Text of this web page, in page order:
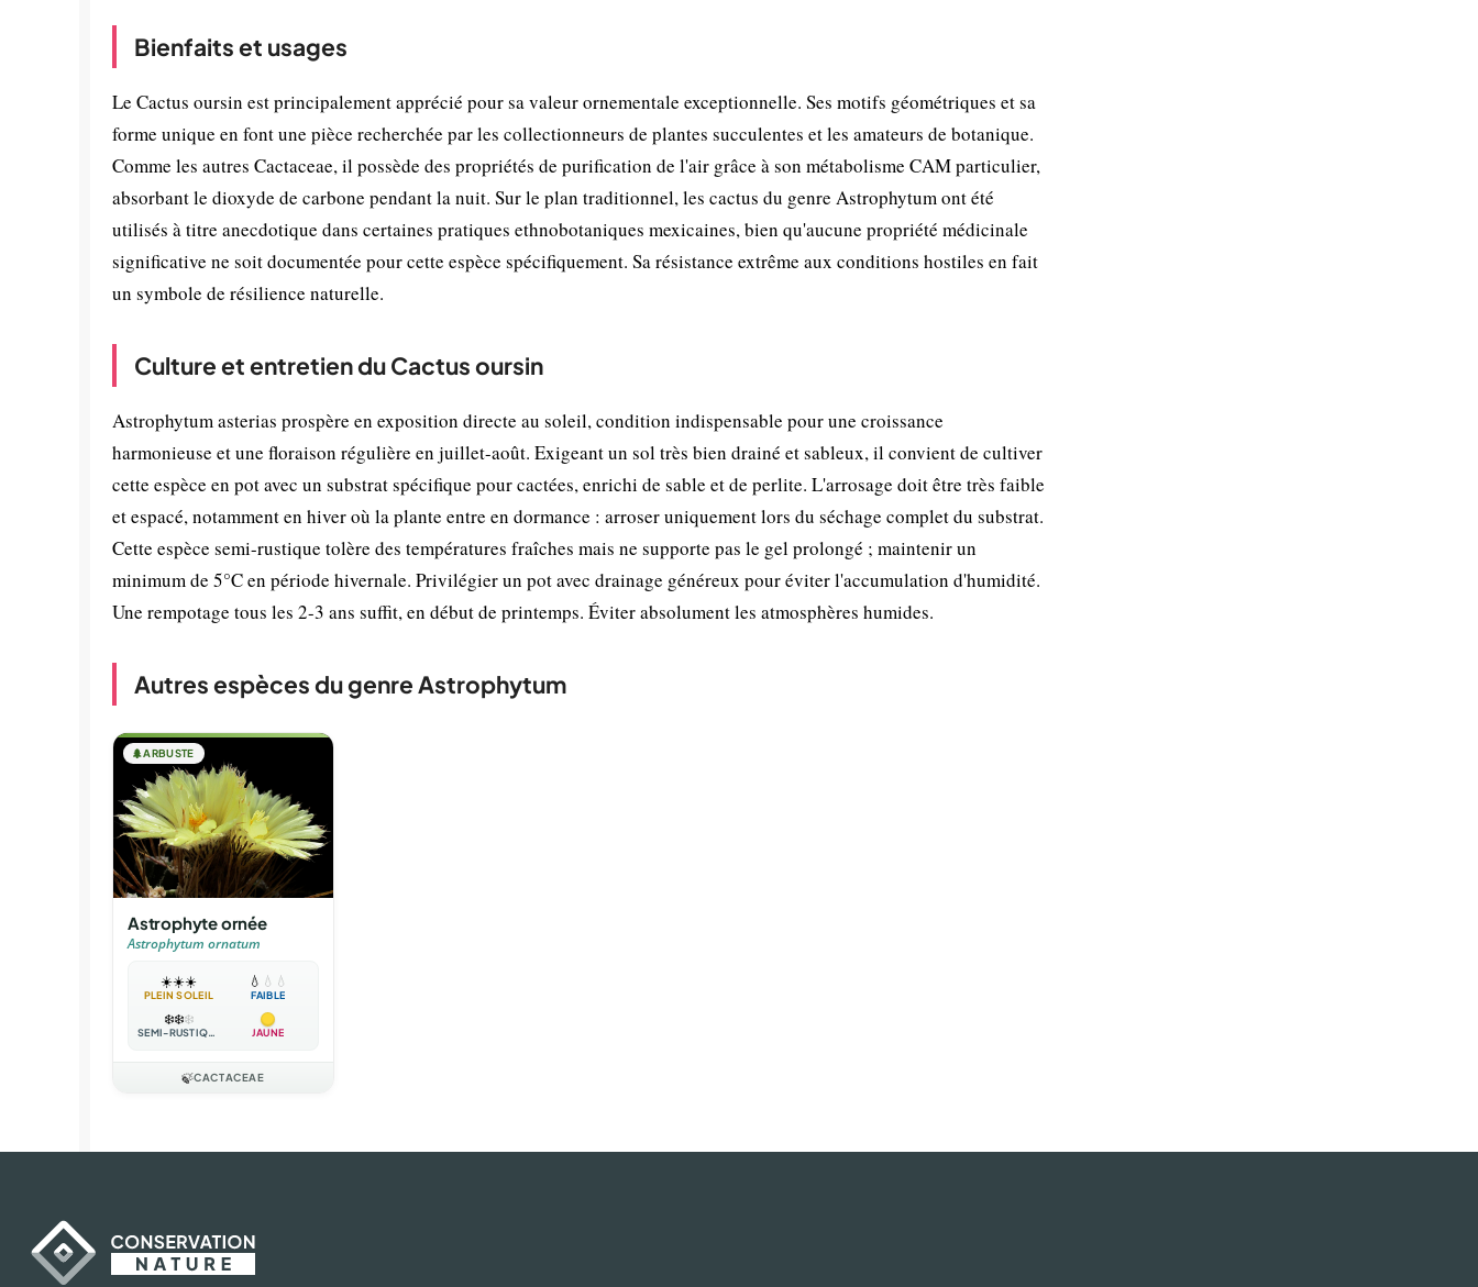
Bienfaits et usages
Le Cactus oursin est principalement apprécié pour sa valeur ornementale exceptionnelle. Ses motifs géométriques et sa
forme unique en font une pièce recherchée par les collectionneurs de plantes succulentes et les amateurs de botanique.
Comme les autres Cactaceae, il possède des propriétés de purification de l'air grâce à son métabolisme CAM particulier,
absorbant le dioxyde de carbone pendant la nuit. Sur le plan traditionnel, les cactus du genre Astrophytum ont été
utilisés à titre anecdotique dans certaines pratiques ethnobotaniques mexicaines, bien qu'aucune propriété médicinale
significative ne soit documentée pour cette espèce spécifiquement. Sa résistance extrême aux conditions hostiles en fait
un symbole de résilience naturelle.
Culture et entretien du Cactus oursin
Astrophytum asterias prospère en exposition directe au soleil, condition indispensable pour une croissance
harmonieuse et une floraison régulière en juillet-août. Exigeant un sol très bien drainé et sableux, il convient de cultiver
cette espèce en pot avec un substrat spécifique pour cactées, enrichi de sable et de perlite. L'arrosage doit être très faible
et espacé, notamment en hiver où la plante entre en dormance : arroser uniquement lors du séchage complet du substrat.
Cette espèce semi-rustique tolère des températures fraîches mais ne supporte pas le gel prolongé ; maintenir un
minimum de 5°C en période hivernale. Privilégier un pot avec drainage généreux pour éviter l'accumulation d'humidité.
Une rempotage tous les 2-3 ans suffit, en début de printemps. Éviter absolument les atmosphères humides.
Autres espèces du genre Astrophytum
🌲ARBUSTE
Astrophyte ornée
Astrophytum ornatum
☀️☀️☀️
PLEIN SOLEIL
💧 💧 💧
FAIBLE
❄️❄️❄️
SEMI-RUSTIQUE JAUNE
🍃CACTACEAE